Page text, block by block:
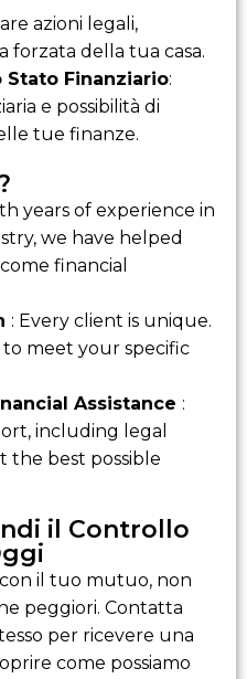
azioni legali,
forzata della tua casa.
Finanziario:
e possibilità di
tue finanze.
years of experience in
we have helped
financial
: Every client is unique.
meet your specific
Assistance :
including legal
the best possible
il Controllo
il tuo mutuo, non
peggiori. Contatta
per ricevere una
come possiamo